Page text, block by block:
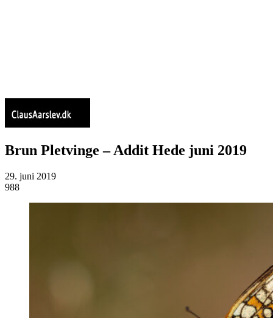
Brun Pletvinge – Addit Hede juni 2019
29. juni 2019
988